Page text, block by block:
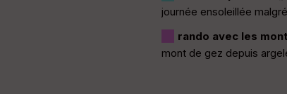
journée ensoleillée
rando avec les
mont de gez depuis